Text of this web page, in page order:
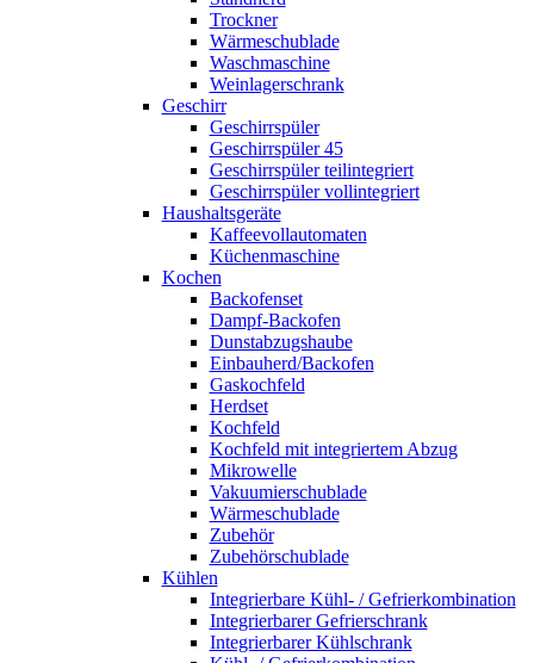
Trockner
Wärmeschublade
Waschmaschine
Weinlagerschrank
Geschirr
Geschirrspüler
Geschirrspüler 45
Geschirrspüler teilintegriert
Geschirrspüler vollintegriert
Haushaltsgeräte
Kaffeevollautomaten
Küchenmaschine
Kochen
Backofenset
Dampf-Backofen
Dunstabzugshaube
Einbauherd/Backofen
Gaskochfeld
Herdset
Kochfeld
Kochfeld mit integriertem Abzug
Mikrowelle
Vakuumierschublade
Wärmeschublade
Zubehör
Zubehörschublade
Kühlen
Integrierbare Kühl- / Gefrierkombination
Integrierbarer Gefrierschrank
Integrierbarer Kühlschrank